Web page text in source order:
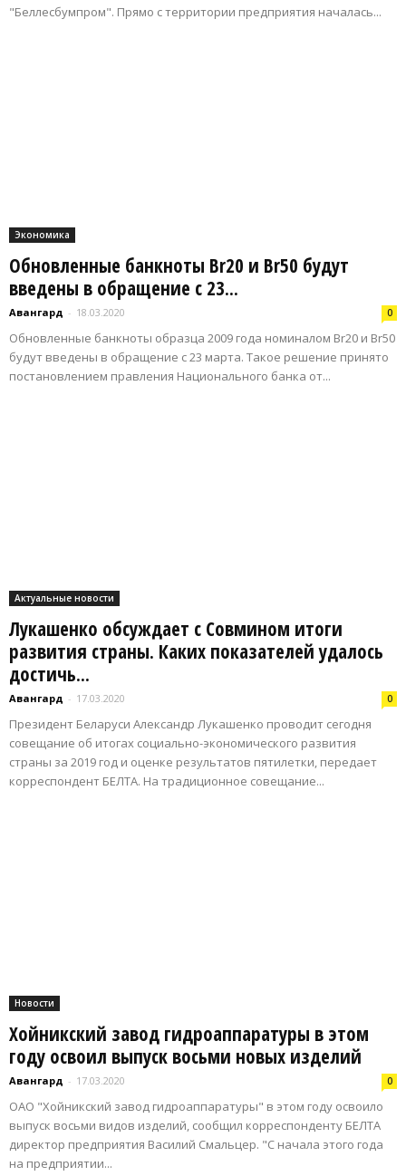
"Беллесбумпром". Прямо с территории предприятия началась...
Экономика
Обновленные банкноты Br20 и Br50 будут
введены в обращение с 23...
Авангард - 18.03.2020 0
Обновленные банкноты образца 2009 года номиналом Br20 и Br50
будут введены в обращение с 23 марта. Такое решение принято
постановлением правления Национального банка от...
Актуальные новости
Лукашенко обсуждает с Совмином итоги
развития страны. Каких показателей удалось
достичь...
Авангард - 17.03.2020 0
Президент Беларуси Александр Лукашенко проводит сегодня
совещание об итогах социально-экономического развития
страны за 2019 год и оценке результатов пятилетки, передает
корреспондент БЕЛТА. На традиционное совещание...
Новости
Хойникский завод гидроаппаратуры в этом
году освоил выпуск восьми новых изделий
Авангард - 17.03.2020 0
ОАО "Хойникский завод гидроаппаратуры" в этом году освоило
выпуск восьми видов изделий, сообщил корреспонденту БЕЛТА
директор предприятия Василий Смальцер. "С начала этого года
на предприятии...